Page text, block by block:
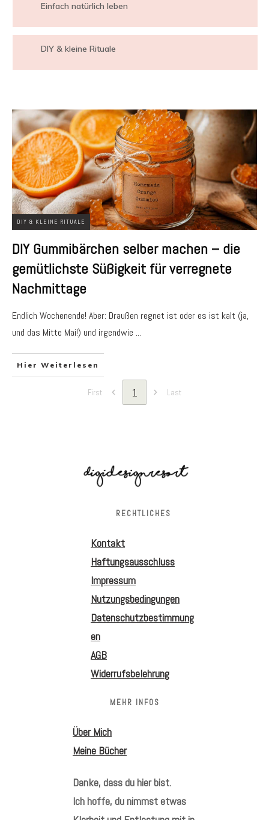
DIY & KLEINE RITUALE
DIY Gummibärchen selber machen – die
gemütlichste Süßigkeit für verregnete
Nachmittage
Endlich Wochenende! Aber: Draußen regnet ist oder es ist kalt (ja,
und das Mitte Mai!) und irgendwie ...
Hier Weiterlesen
First 1 Last
Einfach natürlich leben
DIY & kleine Rituale
RECHTLICHES
Kontakt
Haftungsausschluss
Impressum
Nutzungsbedingungen
Datenschutzbestimmung
en
AGB
Widerrufsbelehrung
MEHR INFOS
Über Mich
Meine Bücher
Danke, dass du hier bist.
Ich hoffe, du nimmst etwas